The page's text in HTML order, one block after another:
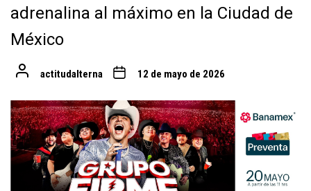
adrenalina al máximo en la Ciudad de
México
actitudalterna 12 de mayo de 2026